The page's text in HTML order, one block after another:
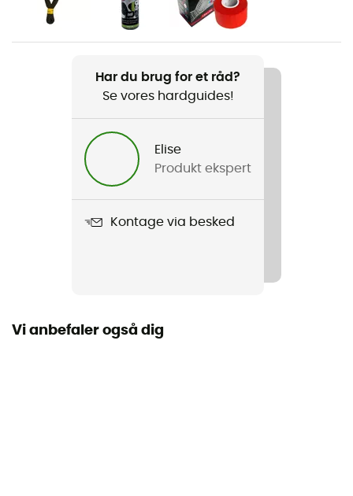
Karakteristika
Har du brug for et råd?
Se vores hardguides!
Elise
Produkt ekspert
Kontage via besked
Vi anbefaler også dig